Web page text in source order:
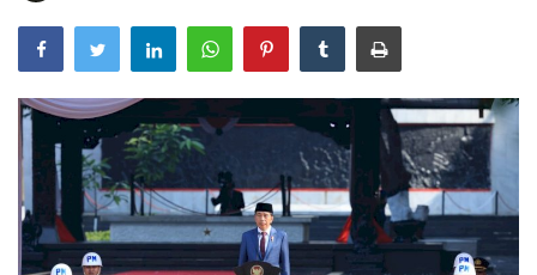
Lantas
Jurnal Kamtibmas
Satwil